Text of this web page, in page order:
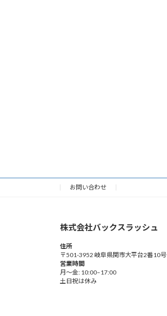
お問い合わせ
株式会社バックスラッシュ
住所
〒501-3952 岐阜県関市大平台2番10号
営業時間
月～金: 10:00–17:00
土日祝は休み